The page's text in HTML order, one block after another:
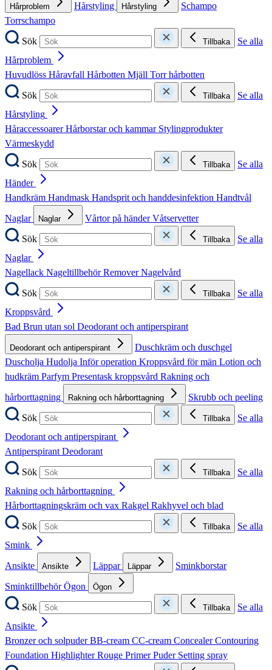
Hårproblem Hårstyling Hårstyling
Schampo
Torrschampo
Sök
Tillbaka
Se alla
Hårproblem
Huvudlöss Håravfall Hårbotten Mjäll Torr hårbotten
Sök
Tillbaka
Se alla
Hårstyling
HåraccessoarerHårborstar och kammar Stylingprodukter
Värmeskydd
Sök
Tillbaka
Se alla
Händer
Handkräm Handmask Handsprit och handdesinfektion Handtvål
Naglar
Naglar Vårtor på händerVåtservetter
Sök
Tillbaka
Se alla
Naglar
Nagellack NageltillbehörRemoverNagelvård
Sök
Tillbaka
Se alla
Kroppsvård
Bad Brun utan sol Deodorant och antiperspirant
Deodorant och antiperspirant
Duschkräm och duschgel
Duscholja Hudolja Inför operation Kroppsvård för män Lotion och
hudkräm Parfym Presentask kroppsvård Rakning och
hårborttagning
Rakning och hårborttagning
Skrubb och peeling
Sök
Tillbaka
Se alla
Deodorant och antiperspirant
AntiperspirantDeodorant
Sök
Tillbaka
Se alla
Rakning och hårborttagning
Hårborttagningskräm och vax Rakgel Rakhyvel och blad
Sök
Tillbaka
Se alla
Smink
Ansikte
Ansikte Läppar Läppar
Sminkborstar
SminktillbehörÖgon Ögon
Sök Tillbaka
Se alla
Ansikte
Bronzer och solpuderBB-cream CC-cream ConcealerContouring
Foundation HighlighterRouge PrimerPuder Setting spray